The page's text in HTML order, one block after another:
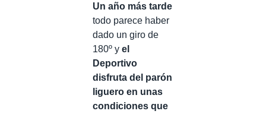
Un año más tarde
todo parece haber
dado un giro de
180º y el
Deportivo
disfruta del parón
liguero en unas
condiciones que